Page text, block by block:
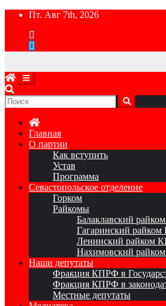
Перейти
содержимому
Пт. Авг 7th, 2026
Главная
О партии
Как вступить
Устав
Программа
Севастопольское отделение
Горком
Райкомы
Балаклавский
Гагаринский
Ленинский райком
Нахимовский
Наши депутаты
Фракция КПРФ в
Фракция КПРФ в
Местные депутаты